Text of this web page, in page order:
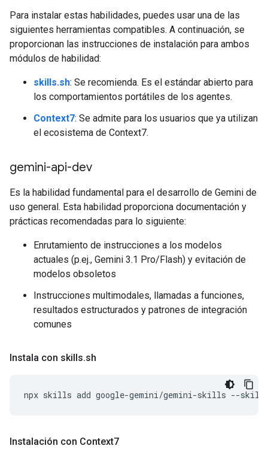
Para instalar estas habilidades, puedes usar una de las
siguientes herramientas compatibles. A continuación, se
proporcionan las instrucciones de instalación para ambos
módulos de habilidad:
skills.sh: Se recomienda. Es el estándar abierto para
los comportamientos portátiles de los agentes.
Context7: Se admite para los usuarios que ya utilizan
el ecosistema de Context7.
gemini-api-dev
Es la habilidad fundamental para el desarrollo de Gemini de
uso general. Esta habilidad proporciona documentación y
prácticas recomendadas para lo siguiente:
Enrutamiento de instrucciones a los modelos
actuales (p.ej., Gemini 3.1 Pro/Flash) y evitación de
modelos obsoletos
Instrucciones multimodales, llamadas a funciones,
resultados estructurados y patrones de integración
comunes
Instala con skills.sh
npx skills add google-gemini/gemini-skills --skill
Instalación con Context7